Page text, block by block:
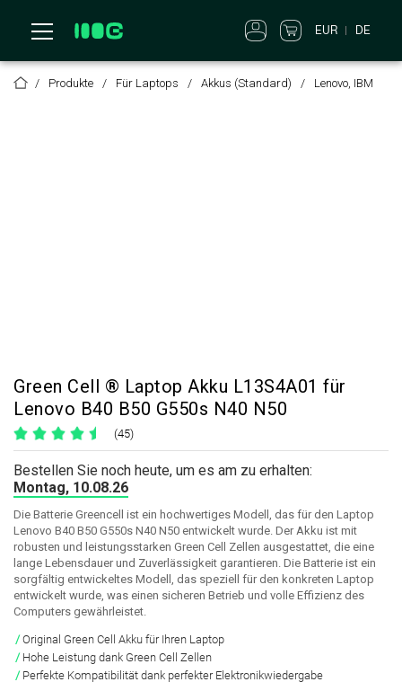
EUR DE
Produkte Für Laptops Akkus (Standard) Lenovo, IBM
Green Cell ® Laptop Akku L13S4A01 für
Lenovo B40 B50 G550s N40 N50
(45)
Bestellen Sie noch heute, um es am zu erhalten:
Montag, 10.08.26
Die Batterie Greencell ist ein hochwertiges Modell, das für den Laptop
Lenovo B40 B50 G550s N40 N50 entwickelt wurde. Der Akku ist mit
robusten und leistungsstarken Green Cell Zellen ausgestattet, die eine
lange Lebensdauer und Zuverlässigkeit garantieren. Die Batterie ist ein
sorgfältig entwickeltes Modell, das speziell für den konkreten Laptop
entwickelt wurde, was einen sicheren Betrieb und volle Effizienz des
Computers gewährleistet.
Original Green Cell Akku für Ihren Laptop
Hohe Leistung dank Green Cell Zellen
Perfekte Kompatibilität dank perfekter Elektronikwiedergabe